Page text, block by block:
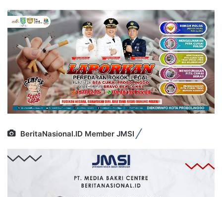
BeritaNasional.ID Member JMSI